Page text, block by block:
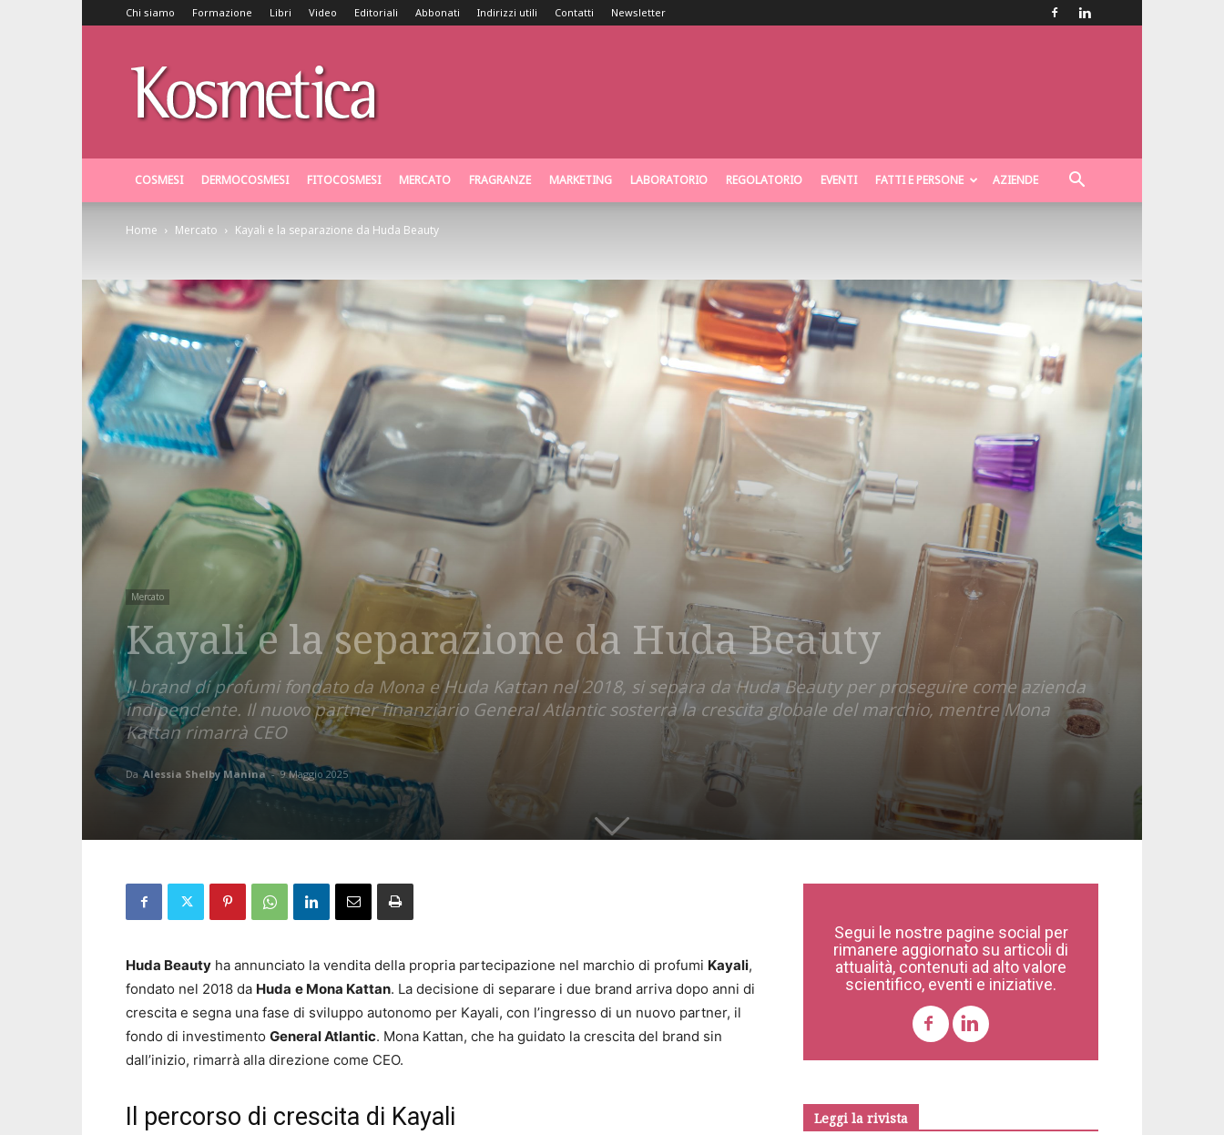
Chi siamo Formazione Libri Video Editoriali Abbonati Indirizzi utili Contatti Newsletter
COSMESI DERMOCOSMESI FITOCOSMESI MERCATO FRAGRANZE MARKETING LABORATORIO REGOLATORIO EVENTI FATTI E PERSONE AZIENDE
Home Mercato Kayali e la separazione da Huda Beauty
Mercato
Kayali e la separazione da Huda Beauty
Il brand di profumi fondato da Mona e Huda Kattan nel 2018, si separa da Huda Beauty per proseguire come azienda
indipendente. Il nuovo partner finanziario General Atlantic sosterrà la crescita globale del marchio, mentre Mona
Kattan rimarrà CEO
Da Alessia Shelby Manina - 9 Maggio 2025
Huda Beauty ha annunciato la vendita della propria partecipazione nel marchio di profumi Kayali,
fondato nel 2018 da Huda e Mona Kattan. La decisione di separare i due brand arriva dopo anni di
crescita e segna una fase di sviluppo autonomo per Kayali, con l’ingresso di un nuovo partner, il
fondo di investimento General Atlantic. Mona Kattan, che ha guidato la crescita del brand sin
dall’inizio, rimarrà alla direzione come CEO.
Il percorso di crescita di Kayali
Segui le nostre pagine social per
rimanere aggiornato su articoli di
attualità, contenuti ad alto valore
scientifico, eventi e iniziative.
Leggi la rivista